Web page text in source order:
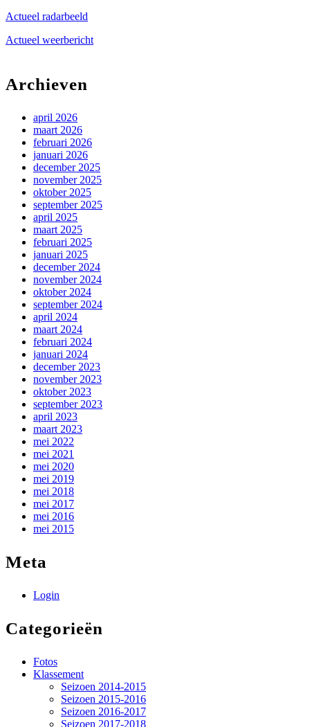
Actueel radarbeeld
Actueel weerbericht
Archieven
april 2026
maart 2026
februari 2026
januari 2026
december 2025
november 2025
oktober 2025
september 2025
april 2025
maart 2025
februari 2025
januari 2025
december 2024
november 2024
oktober 2024
september 2024
april 2024
maart 2024
februari 2024
januari 2024
december 2023
november 2023
oktober 2023
september 2023
april 2023
maart 2023
mei 2022
mei 2021
mei 2020
mei 2019
mei 2018
mei 2017
mei 2016
mei 2015
Meta
Login
Categorieën
Fotos
Klassement
Seizoen 2014-2015
Seizoen 2015-2016
Seizoen 2016-2017
Seizoen 2017-2018